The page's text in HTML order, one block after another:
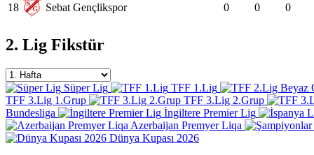
18 Sebat Gençlikspor 0 0 0
2. Lig Fikstür
Süper Lig
TFF 1.Lig
TFF 3.Lig 1.Grup
TFF 3.Lig 2.Grup
Bundesliga
İngiltere Premier Lig
Azerbaijan Premyer Liqa
Dünya Kupası 2026